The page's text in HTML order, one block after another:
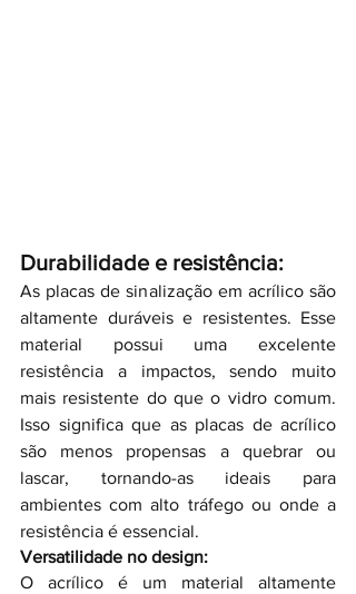
Durabilidade e resistência:
As placas de sinalização em acrílico são
altamente duráveis e resistentes. Esse
material possui uma excelente
resistência a impactos, sendo muito
mais resistente do que o vidro comum.
Isso significa que as placas de acrílico
são menos propensas a quebrar ou
lascar, tornando-as ideais para
ambientes com alto tráfego ou onde a
resistência é essencial.
Versatilidade no design:
O acrílico é um material altamente